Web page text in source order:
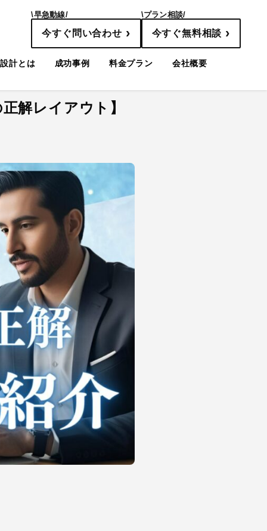
計とは 成功事例 料金プラン 会社概要
\早急動線/
今すぐ問い合わせ ›
\プラン相談/
今すぐ無料相談 ›
解レイアウト】